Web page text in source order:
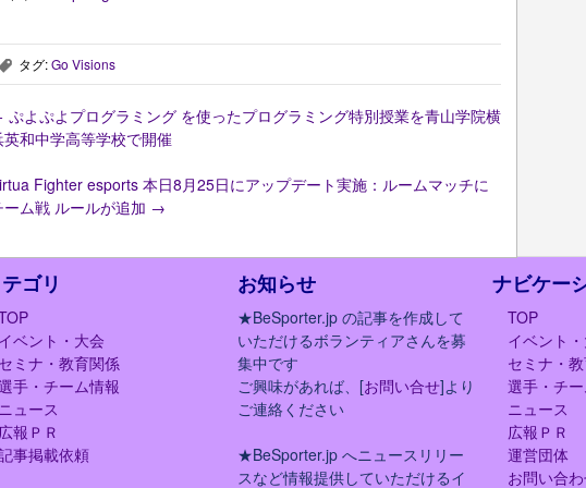
タグ:Go Visions
ぷよぷよプログラミング を使ったプログラミング特別授業を青山学院横
英和中学高等学校で開催
Fighter esports 本日8月25日にアップデート実施：ルームマッチに
ーム戦 ルールが追加 →
ゴリ
ベント・大会
ミナ・教育関係
手・チーム情報
ュース
報ＰＲ
事掲載依頼
お知らせ
★BeSporter.jp の記事を作成して
いただけるボランティアさんを募
集中です
ご興味があれば、[お問い合せ]より
ご連絡ください
★BeSporter.jp へニュースリリー
スなど情報提供していただけるイ
ナビケー
TOP
イベント
セミナ・
選手・チ
ニュース
広報ＰＲ
運営団体
お問い合